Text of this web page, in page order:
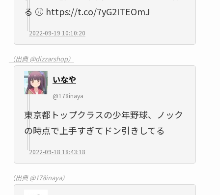
る ⚾ https://t.co/7yG2ITEOmJ
2022-09-19 10:10:20
（出典 @dizzarshop）
いなや
@178inaya
東京都トップクラスの少年野球、ノック
の時点で上手すぎてドン引きしてる
2022-09-18 18:43:18
（出典 @178inaya）